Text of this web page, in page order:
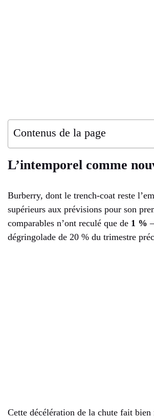
Contenus de la page
L’intemporel comme
Burberry, dont le trench-coat reste
supérieurs aux prévisions pour son
comparables n’ont reculé que de 1 %
dégringolade de 20 % du trimestre
Cette décélération de la chute fait bien